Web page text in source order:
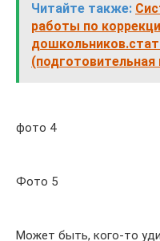
Читайте также:
работы по
(подготовительная
фото 4
Фото 5
Может быть, кого-то